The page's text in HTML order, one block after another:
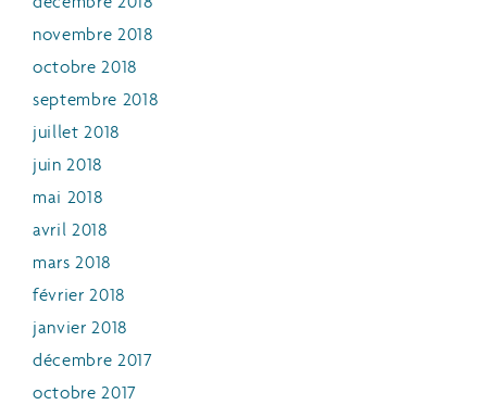
novembre 2018
octobre 2018
septembre 2018
juillet 2018
juin 2018
mai 2018
avril 2018
mars 2018
février 2018
janvier 2018
décembre 2017
octobre 2017